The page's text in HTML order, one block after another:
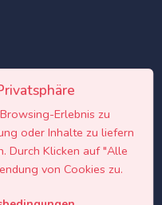
Erlebnis zu
oder Inhalte zu liefern
Durch Klicken auf "Alle
von Cookies zu.